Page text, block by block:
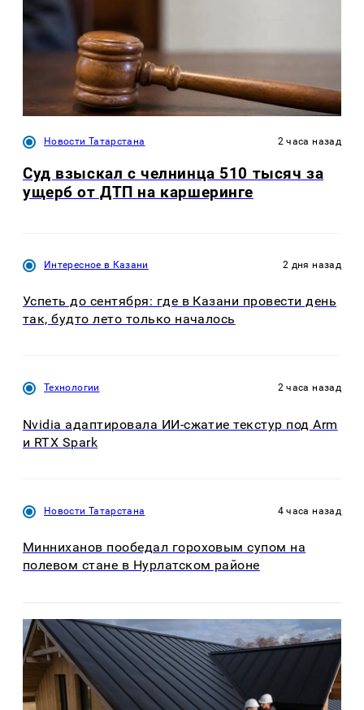
Новости Татарстана 2 часа назад
Суд взыскал с челнинца 510 тысяч за
ущерб от ДТП на каршеринге
Интересное в Казани 2 дня назад
Успеть до сентября: где в Казани провести день
так, будто лето только началось
Технологии 2 часа назад
Nvidia адаптировала ИИ-сжатие текстур под Arm
и RTX Spark
Новости Татарстана 4 часа назад
Минниханов пообедал гороховым супом на
полевом стане в Нурлатском районе